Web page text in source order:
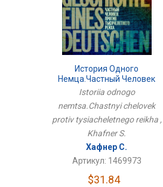
История Одного
Немца.Частный Человек
Против Тысячелетнего
Istoriia odnogo
nemtsa.Chastnyi chelovek
protiv tysiacheletnego reikha ,
Khafner S.
Хафнер С.
Артикул: 1469973
$31.84